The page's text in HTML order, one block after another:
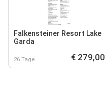
Falkensteiner Resort Lake
Garda
26 Tage € 279,00